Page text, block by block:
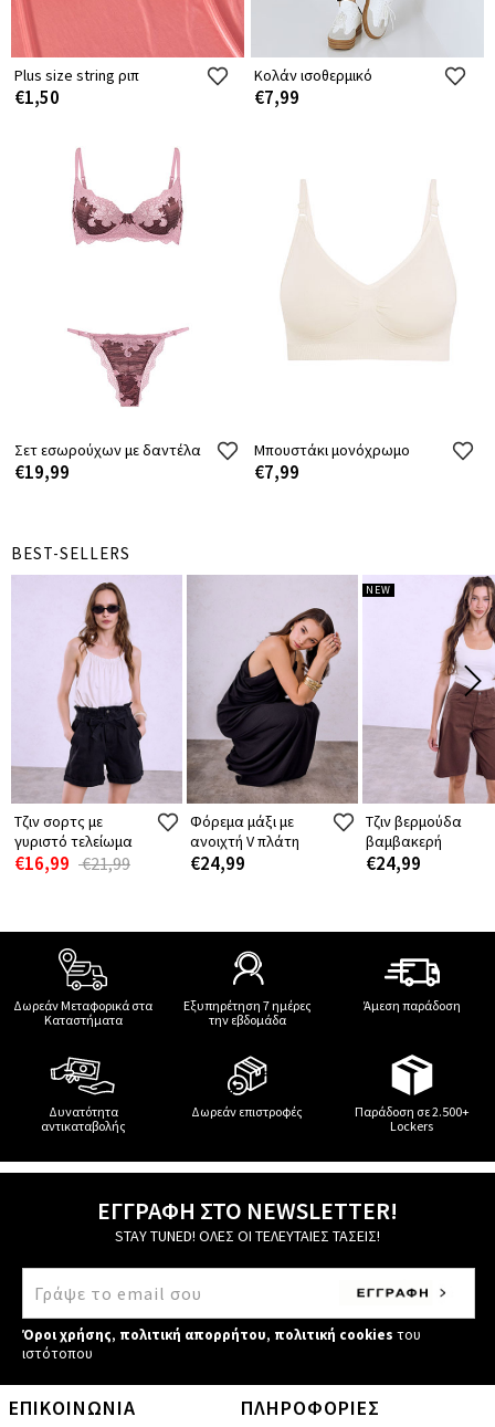
Plus size string ριπ
€1,50
Κολάν ισοθερμικό
€7,99
Σετ εσωρούχων με δαντέλα
€19,99
Μπουστάκι μονόχρωμο
€7,99
BEST-SELLERS
Τζιν σορτς με
γυριστό τελείωμα
€16,99 €21,99
Φόρεμα μάξι με
ανοιχτή V πλάτη
€24,99
NEW
Τζιν βερμούδα
βαμβακερή
€24,99
Δωρεάν Μεταφορικά στα
Καταστήματα
Εξυπηρέτηση 7 ημέρες
την εβδομάδα
Άμεση παράδοση
Δυνατότητα
αντικαταβολής
Δωρεάν επιστροφές
Παράδοση σε 2.500+
Lockers
ΕΓΓΡΑΦΗ ΣΤΟ NEWSLETTER!
STAY TUNED! ΟΛΕΣ ΟΙ ΤΕΛΕΥΤΑΙΕΣ ΤΑΣΕΙΣ!
Όροι χρήσης, πολιτική απορρήτου, πολιτική cookies του
ιστότοπου
ΕΠΙΚΟΙΝΩΝΙΑ ΠΛΗΡΟΦΟΡΙΕΣ